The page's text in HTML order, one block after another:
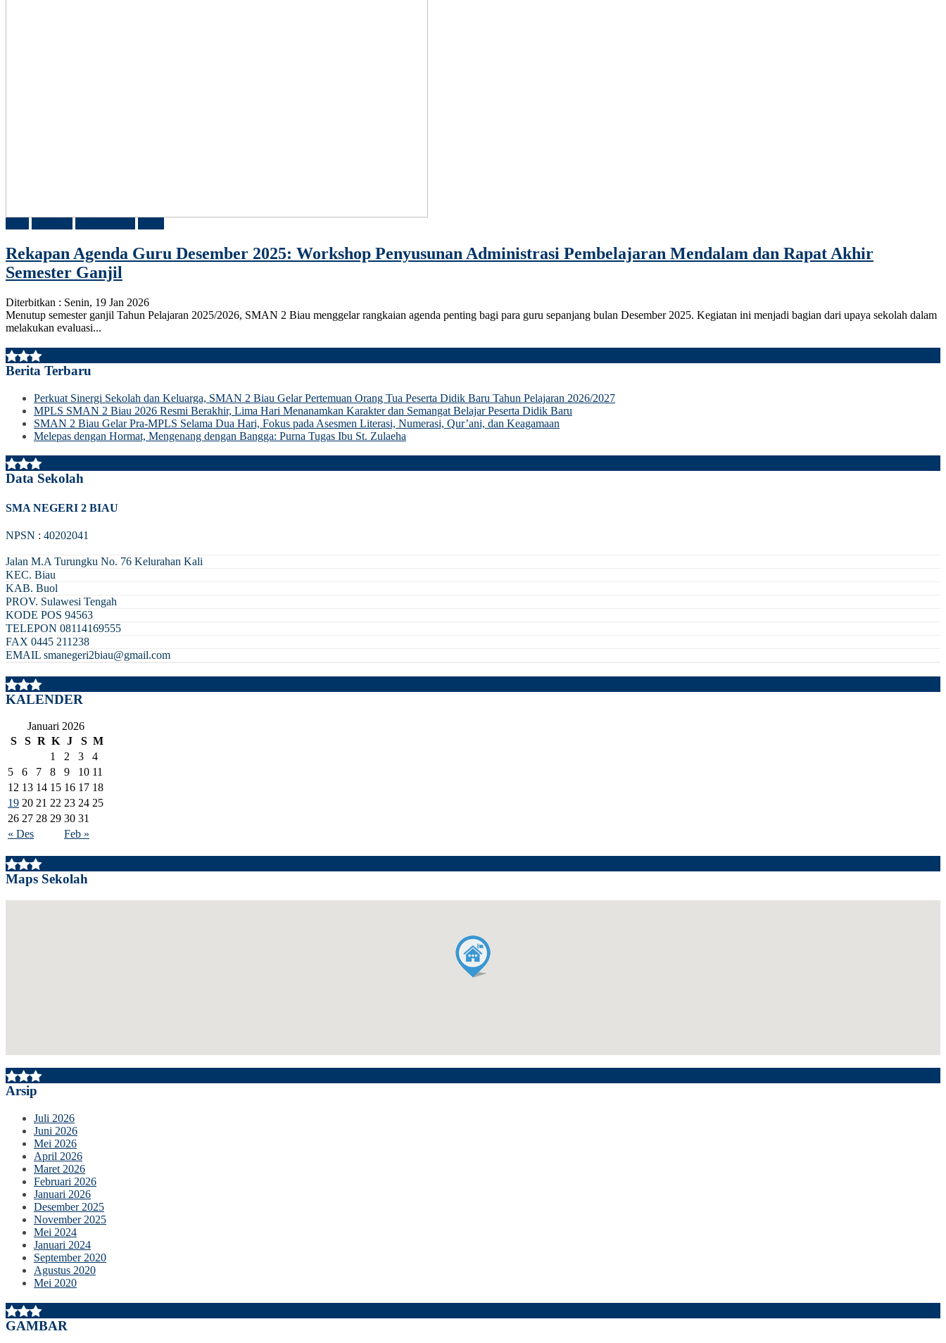
Rekapan Agenda Guru Desember 2025: Workshop Penyusunan Administrasi Pembelajaran Mendalam dan Rapat Akhir
Semester Ganjil
Diterbitkan : Senin, 19 Jan 2026
Menutup semester ganjil Tahun Pelajaran 2025/2026, SMAN 2 Biau menggelar rangkaian agenda penting bagi para guru sepanjang bulan Desember 2025. Kegiatan ini menjadi bagian dari upaya sekolah dalam
melakukan evaluasi...
Berita Terbaru
Perkuat Sinergi Sekolah dan Keluarga, SMAN 2 Biau Gelar Pertemuan Orang Tua Peserta Didik Baru Tahun Pelajaran 2026/2027
MPLS SMAN 2 Biau 2026 Resmi Berakhir, Lima Hari Menanamkan Karakter dan Semangat Belajar Peserta Didik Baru
SMAN 2 Biau Gelar Pra-MPLS Selama Dua Hari, Fokus pada Asesmen Literasi, Numerasi, Qur’ani, dan Keagamaan
Melepas dengan Hormat, Mengenang dengan Bangga: Purna Tugas Ibu St. Zulaeha
Data Sekolah
SMA NEGERI 2 BIAU
NPSN : 40202041
Jalan M.A Turungku No. 76 Kelurahan Kali
KEC. Biau
KAB. Buol
PROV. Sulawesi Tengah
KODE POS 94563
TELEPON 08114169555
FAX 0445 211238
EMAIL smanegeri2biau@gmail.com
KALENDER
Januari 2026
S
S R K J S M
« Des Feb »
1 2 3
4
5
6 7 8 9 10 11
12 13 14 15 16 17 18
19 20 21 22 23 24 25
26 27 28 29 30 31
Maps Sekolah
Arsip
Juli 2026
Juni 2026
Mei 2026
April 2026
Maret 2026
Februari 2026
Januari 2026
Desember 2025
November 2025
Mei 2024
Januari 2024
September 2020
Agustus 2020
Mei 2020
GAMBAR